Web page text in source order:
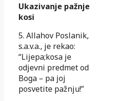
Ukazivanje pažnje
kosi
5. Allahov Poslanik,
s.a.v.a., je rekao:
“Lijepa;kosa je
odjevni predmet od
Boga – pa joj
posvetite pažnju!”